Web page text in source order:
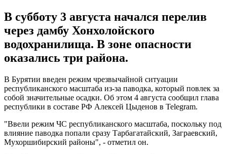
В субботу 3 августа начался перелив
через дамбу Хонхолойского
водохранилища. В зоне опасности
оказались три района.
В Бурятии введен режим чрезвычайной ситуации
республиканского масштаба из-за паводка, который повлек за
собой значительные осадки. Об этом 4 августа сообщил глава
республики в составе РФ Алексей Цыденов в Telegram.
"Ввели режим ЧС республиканского масштаба, поскольку под
влияние паводка попали сразу Тарбагатайский, Заграевский,
Мухоршибирский районы", - отметил он.